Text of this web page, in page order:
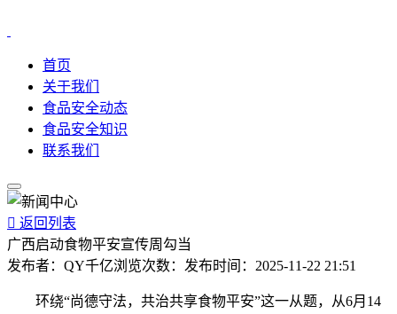
首页
关于我们
食品安全动态
食品安全知识
联系我们
 返回列表
广西启动食物平安宣传周勾当
发布者： QY千亿浏览次数： 发布时间： 2025-11-22 21:51
环绕“尚德守法，共治共享食物平安”这一从题，从6月14